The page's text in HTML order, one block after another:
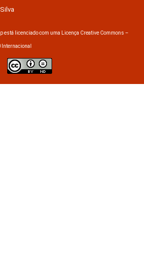
está licenciado com uma Licença Creative Commons –